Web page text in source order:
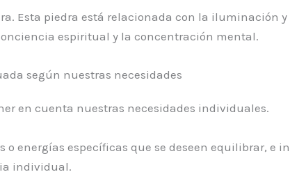
Esta piedra está relacionada con la iluminación
espiritual y la concentración mental.
según nuestras necesidades
en cuenta nuestras necesidades individuales.
energías específicas que se deseen equilibrar, e
individual.